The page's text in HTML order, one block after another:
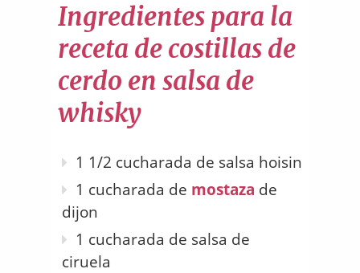
Ingredientes para la
receta de costillas de
cerdo en salsa de
whisky
1 1/2 cucharada de salsa hoisin
1 cucharada de mostaza de
dijon
1 cucharada de salsa de
ciruela